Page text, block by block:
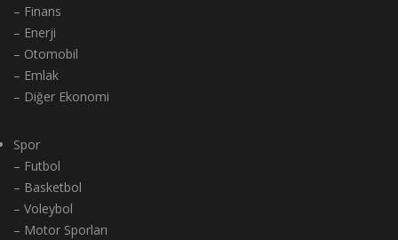
– Finans
– Enerji
– Otomobil
– Emlak
– Diğer Ekonomi
Spor
– Futbol
– Basketbol
– Voleybol
– Motor Sporları